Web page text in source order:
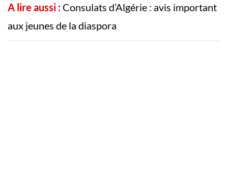
A lire aussi : Consulats d’Algérie : avis important
aux jeunes de la diaspora